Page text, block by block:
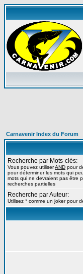
Carnavenir Index du Forum
Recherche par Mots-clés:
Vous pouvez utiliserAND pour
pour déterminer les mots qui
mots qui ne devraient pas être
recherches partielles
Recherche par Auteur:
Utilisez * comme un joker pour